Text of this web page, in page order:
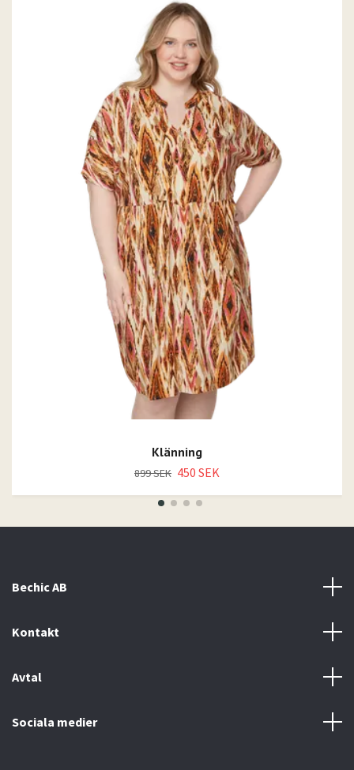
Klänning
899 SEK 450 SEK
Bechic AB
Kontakt
Avtal
Sociala medier